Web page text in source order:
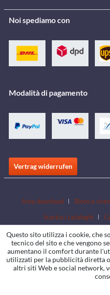
Noi spediamo con
Modalità di pagamento
Vertrag widerrufen
Area download Ricerca
Scarica i cataloghi
Questo sito utilizza i cookie, che
tecnico del sito e che vengono
aumentano il comfort durante
utilizzati per la pubblicità diretta
altri siti Web e social network,